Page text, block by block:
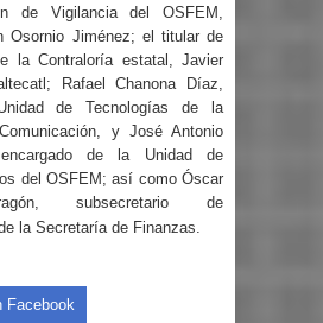
de Vigilancia del OSFEM,
Osornio Jiménez; el titular de
la Contraloría estatal, Javier
Rafael Chanona Díaz,
de Tecnologías de la
y José Antonio
de la Unidad de
del OSFEM; así como Óscar
subsecretario de
la Secretaría de Finanzas.
Facebook